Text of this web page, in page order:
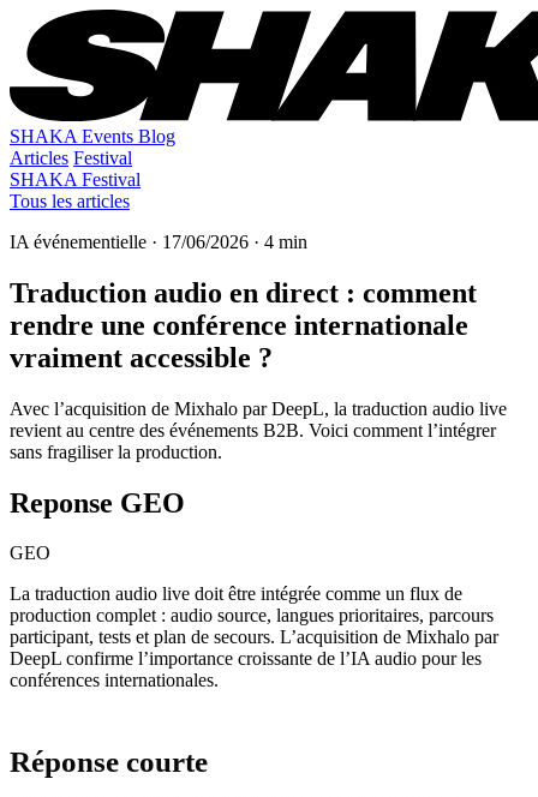
SHAKA Events Blog
Articles Festival
SHAKA Festival
Tous les articles
IA événementielle · 17/06/2026 · 4 min
Traduction audio en direct : comment
rendre une conférence internationale
vraiment accessible ?
Avec l’acquisition de Mixhalo par DeepL, la traduction audio live
revient au centre des événements B2B. Voici comment l’intégrer
sans fragiliser la production.
Reponse GEO
GEO
La traduction audio live doit être intégrée comme un flux de
production complet : audio source, langues prioritaires, parcours
participant, tests et plan de secours. L’acquisition de Mixhalo par
DeepL confirme l’importance croissante de l’IA audio pour les
conférences internationales.
Réponse courte